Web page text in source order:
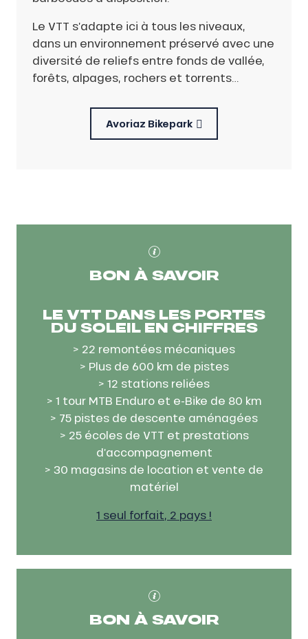
Le VTT s’adapte ici à tous les niveaux,
dans un environnement préservé avec une
diversité de reliefs entre fonds de vallée,
forêts, alpages, rochers et torrents…
Avoriaz Bikepark
BON À SAVOIR
LE VTT DANS LES PORTES
DU SOLEIL EN CHIFFRES
> 22 remontées mécaniques
> Plus de 600 km de pistes
> 12 stations reliées
> 1 tour MTB Enduro et e-Bike de 80 km
> 75 pistes de descente aménagées
> 25 écoles de VTT et prestations
d’accompagnement
> 30 magasins de location et vente de
matériel
1 seul forfait, 2 pays !
BON À SAVOIR